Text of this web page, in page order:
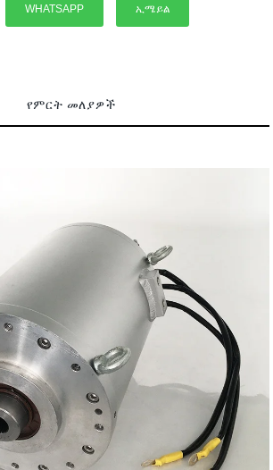
WHATSAPP ኢሜይል
የምርት መለያዎች